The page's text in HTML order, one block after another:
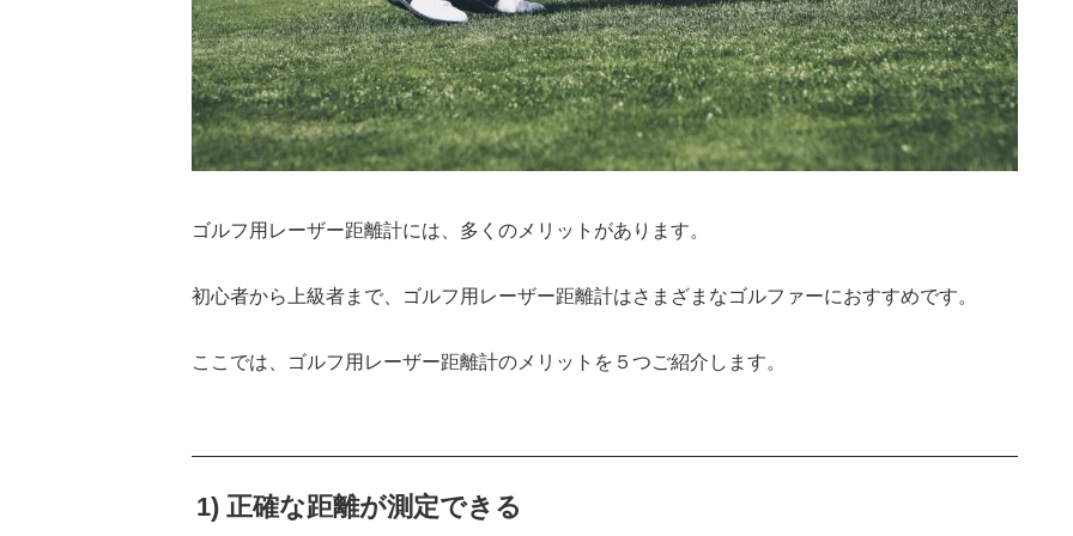
ゴルフ用レーザー距離計には、多くのメリットがあります。
初心者から上級者まで、ゴルフ用レーザー距離計はさまざまなゴルファーにおすすめです。
ここでは、ゴルフ用レーザー距離計のメリットを５つご紹介します。
1) 正確な距離が測定できる